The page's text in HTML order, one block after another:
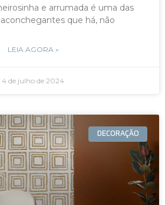
e arrumada é uma das
que há, não
LEIA AGORA »
4 de julho de 2024
DECORAÇÃO